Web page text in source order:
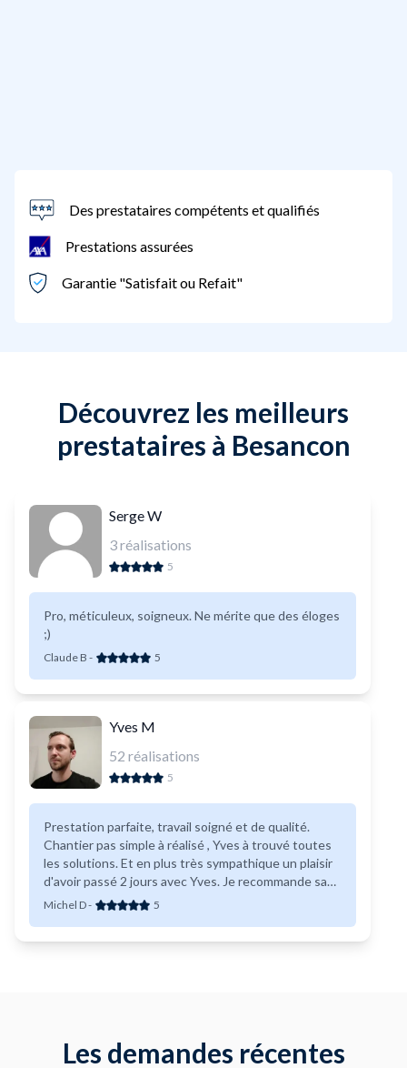
Des prestataires compétents et qualifiés
Prestations assurées
Garantie "Satisfait ou Refait"
Découvrez les meilleurs
prestataires à Besancon
Serge W
3réalisations
5
Pro, méticuleux, soigneux. Ne mérite que des éloges
;)
Claude B - 5
Yves M
52 réalisations
5
Prestation parfaite, travail soigné et de qualité.
Chantier pas simple à réalisé , Yves à trouvé toutes
les solutions. Et en plus très sympathique un plaisir
d'avoir passé 2 jours avec Yves. Je recommande sans
aucunes hésitations
Michel D- 5
Les demandes récentes